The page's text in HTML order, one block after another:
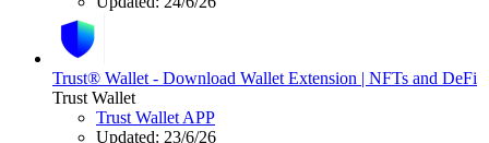
Trust® Wallet - Download Wallet Extension | NFTs and DeFi
Trust Wallet
Trust Wallet APP
Updated: 23/6/26